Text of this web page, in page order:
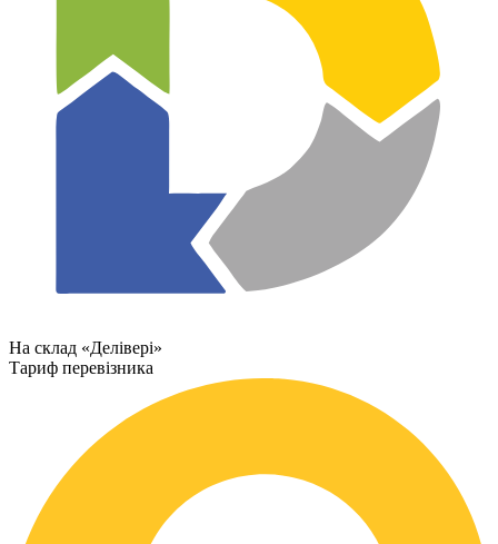
На склад «Делівері»
Тариф перевізника